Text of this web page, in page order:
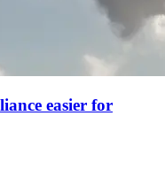
easier for